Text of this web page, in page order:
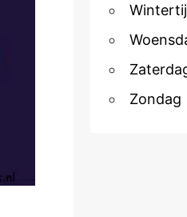
Zondag